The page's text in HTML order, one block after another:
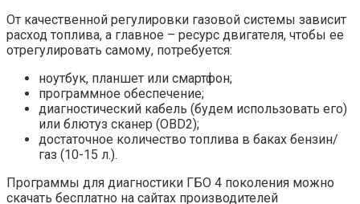
От качественной регулировки газовой системы зависит
расход топлива, а главное – ресурс двигателя, чтобы ее
отрегулировать самому, потребуется:
ноутбук, планшет или смартфон;
программное обеспечение;
диагностический кабель (будем использовать его)
или блютуз сканер (OBD2);
достаточное количество топлива в баках бензин/
газ (10-15 л.).
Программы для диагностики ГБО 4 поколения можно
скачать бесплатно на сайтах производителей